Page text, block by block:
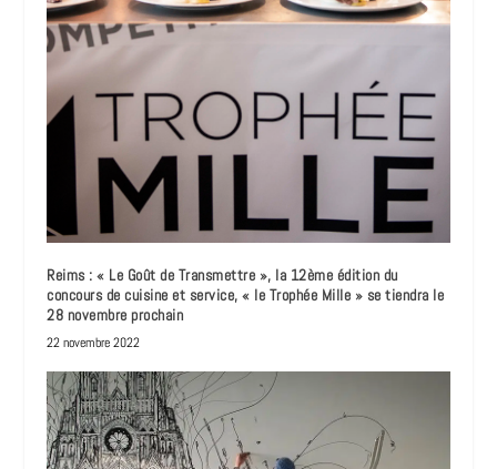
Reims : « Le Goût de Transmettre », la 12ème édition du
concours de cuisine et service, « le Trophée Mille » se tiendra le
28 novembre prochain
22 novembre 2022